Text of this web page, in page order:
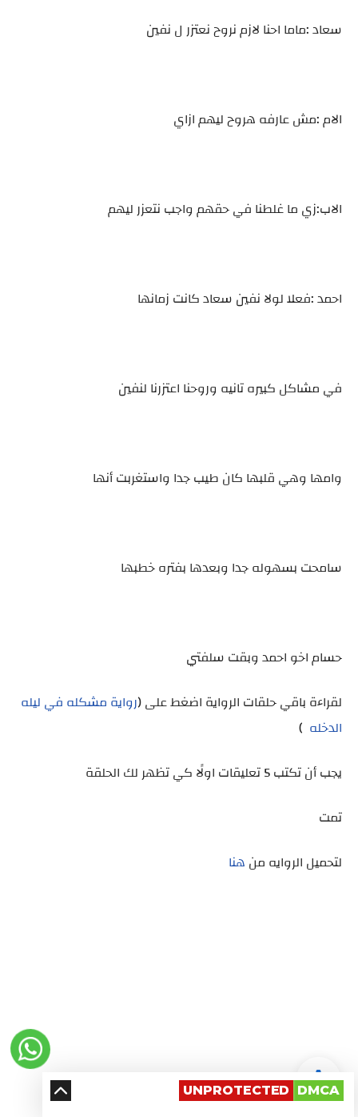
سعاد :ماما احنا لازم نروح نعتزر ل نفين
الام :مش عارفه هروح ليهم ازاي
الاب:زي ما غلطنا في حقهم واجب نتعزر ليهم
احمد :فعلا لولا نفين سعاد كانت زمانها
في مشاكل كبيره تانيه وروحنا اعتزرنا لنفين
وامها وهي قلبها كان طيب جدا واستغربت أنها
سامحت بسهوله جدا وبعدها بفتره خطبها
حسام اخو احمد وبقت سلفتي
لقراءة باقي حلقات الرواية اضغط على (رواية مشكله في ليله
الدخله )
يجب أن تكتب 5 تعليقات اولًا كي تظهر لك الحلقة
تمت
لتحميل الروايه من هنا
DMCA
UNPROTECTED